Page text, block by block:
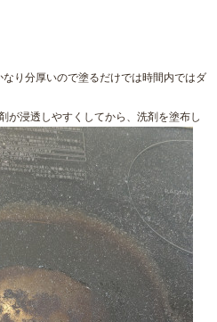
り分厚いので塗るだけでは時間内ではダ
が浸透しやすくしてから、洗剤を塗布し